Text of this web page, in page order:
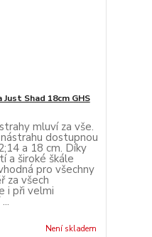
Shad 18cm GHS
mluví za vše.
dostupnou
a 18 cm. Díky
a široké škále
pro všechny
za všech
i při velmi
Není skladem